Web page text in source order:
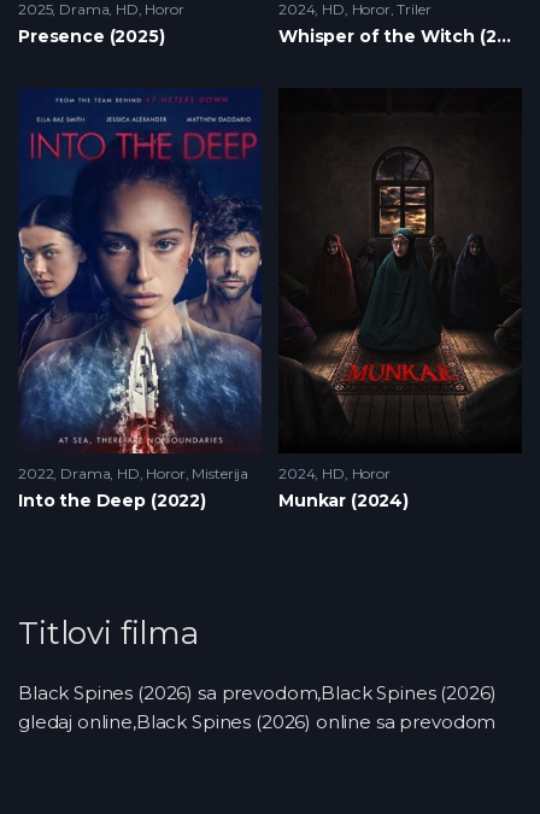
2025 Drama HD Horor
Presence (2025)
2024 HD Horor,Triler
Whisper of the Witch (2024)
2022 Drama HD Horor, Misterija
Into the Deep (2022)
2024 HD Horor
Munkar (2024)
Titlovi filma
Black Spines (2026) sa prevodom,Black Spines (2026)
gledaj online,Black Spines (2026) online sa prevodom